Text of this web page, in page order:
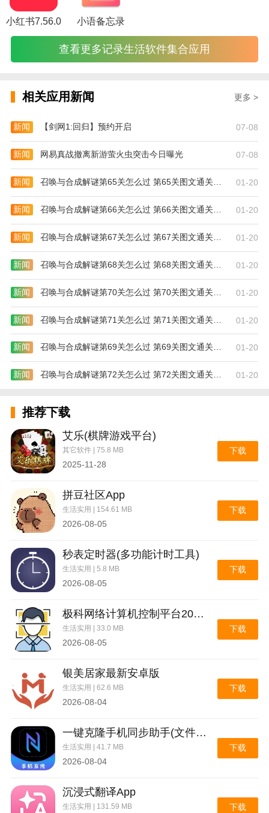
小红书7.56.0 小语备忘录
查看更多记录生活软件集合应用
相关应用新闻 更多 >
新闻 【剑网1:回归】预约开启 07-08
新闻 网易真战撤离新游萤火虫突击今日曝光 07-08
新闻 召唤与合成解谜第65关怎么过 第65关图文通关攻略 01-20
新闻 召唤与合成解谜第66关怎么过 第66关图文通关攻略 01-20
新闻 召唤与合成解谜第67关怎么过 第67关图文通关攻略 01-20
新闻 召唤与合成解谜第68关怎么过 第68关图文通关攻略 01-20
新闻 召唤与合成解谜第70关怎么过 第70关图文通关攻略 01-20
新闻 召唤与合成解谜第71关怎么过 第71关图文通关攻略 01-20
新闻 召唤与合成解谜第69关怎么过 第69关图文通关攻略 01-20
新闻 召唤与合成解谜第72关怎么过 第72关图文通关攻略 01-20
推荐下载
艾乐(棋牌游戏平台)
其它软件 | 75.8 MB
2025-11-28
下载
拼豆社区App
生活实用 | 154.61 MB
2026-08-05
下载
秒表定时器(多功能计时工具)
生活实用 | 5.8 MB
2026-08-05
下载
极科网络计算机控制平台2026官方最新版本
生活实用 | 33.0 MB
2026-08-05
下载
银美居家最新安卓版
生活实用 | 62.6 MB
2026-08-04
下载
一键克隆手机同步助手(文件极速互传)
生活实用 | 41.7 MB
2026-08-04
下载
沉浸式翻译App
生活实用 | 131.59 MB 下载